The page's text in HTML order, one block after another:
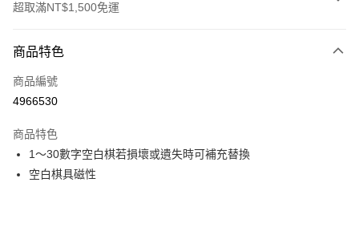
超取滿NT$1,500免運
信用卡一次付款
超商取貨付款
Apple Pay
街口支付
商品特色
商品編號
4966530
商品特色
1～30數字空白棋若損壞或遺失時可補充替換
空白棋具磁性